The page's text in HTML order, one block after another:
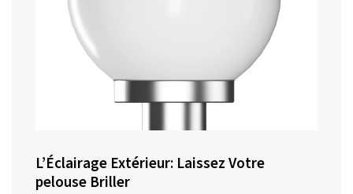
L’Éclairage Extérieur: Laissez Votre
pelouse Briller